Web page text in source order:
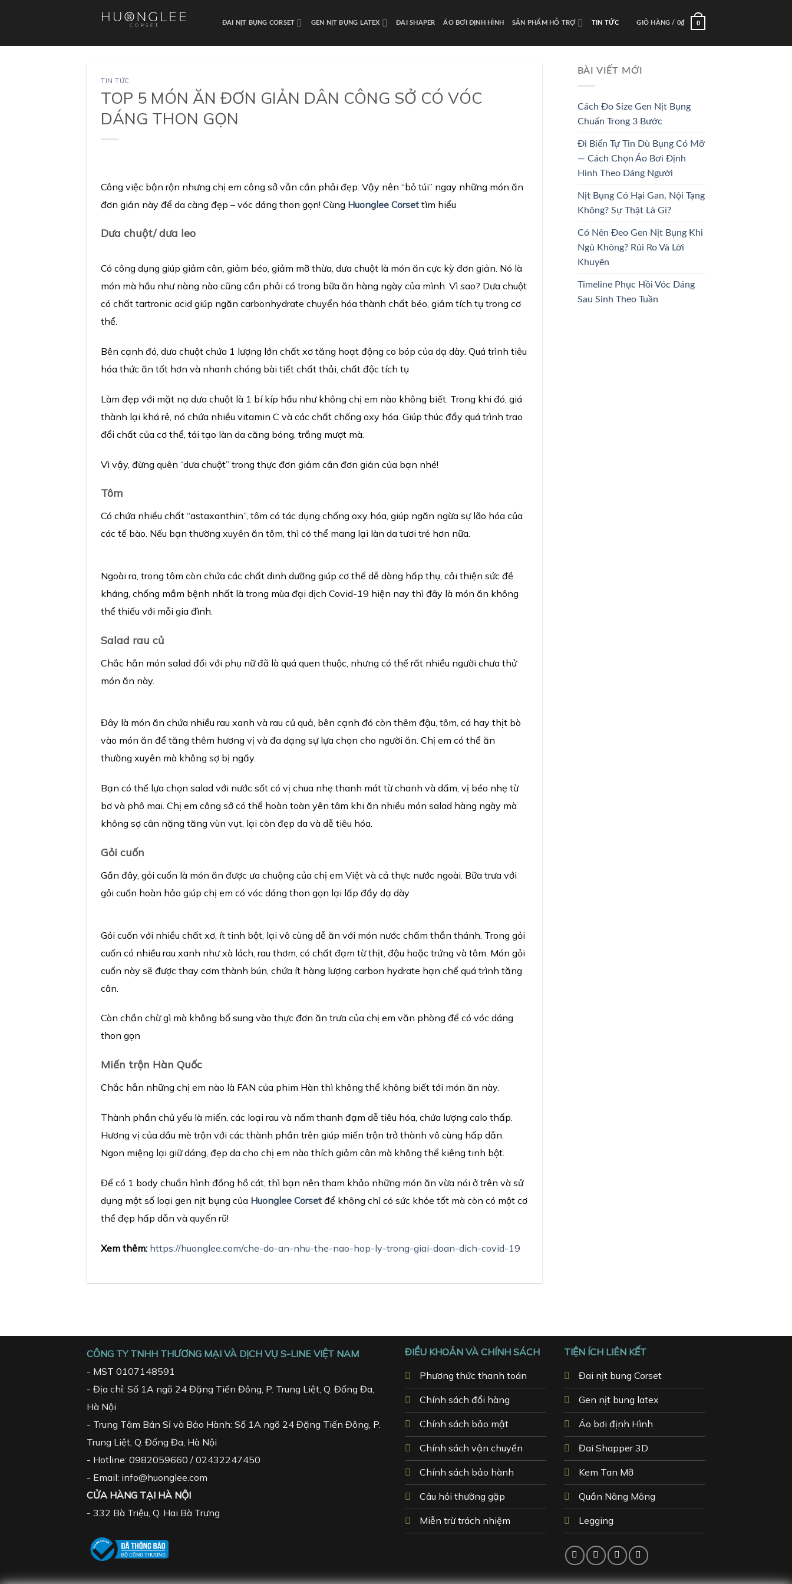
ĐAI NỊT BỤNG CORSET GEN NỊT BỤNG LATEX ĐAI SHAPER ÁO BƠI ĐỊNH HÌNH SẢN PHẨM HỖ TRỢ TIN TỨC GIỎ HÀNG / 0₫ 0
TIN TỨC
TOP 5 MÓN ĂN ĐƠN GIẢN DÂN CÔNG SỞ CÓ VÓC
DÁNG THON GỌN
Công việc bận rộn nhưng chị em công sở vẫn cần phải đẹp. Vậy nên “bỏ túi” ngay những món ăn
đơn giản này để da càng đẹp – vóc dáng thon gọn! Cùng Huonglee Corset tìm hiểu
Dưa chuột/ dưa leo
Có công dụng giúp giảm cân, giảm béo, giảm mỡ thừa, dưa chuột là món ăn cực kỳ đơn giản. Nó là
món mà hầu như nàng nào cũng cần phải có trong bữa ăn hàng ngày của mình. Vì sao? Dưa chuột
có chất tartronic acid giúp ngăn carbonhydrate chuyển hóa thành chất béo, giảm tích tụ trong cơ
thể.
Bên cạnh đó, dưa chuột chứa 1 lượng lớn chất xơ tăng hoạt động co bóp của dạ dày. Quá trình tiêu
hóa thức ăn tốt hơn và nhanh chóng bài tiết chất thải, chất độc tích tụ
Làm đẹp với mặt nạ dưa chuột là 1 bí kíp hầu như không chị em nào không biết. Trong khi đó, giá
thành lại khá rẻ, nó chứa nhiều vitamin C và các chất chống oxy hóa. Giúp thúc đẩy quá trình trao
đổi chất của cơ thể, tái tạo làn da căng bóng, trắng mượt mà.
Vì vậy, đừng quên “dưa chuột” trong thực đơn giảm cân đơn giản của bạn nhé!
Tôm
Có chứa nhiều chất “astaxanthin”, tôm có tác dụng chống oxy hóa, giúp ngăn ngừa sự lão hóa của
các tế bào. Nếu bạn thường xuyên ăn tôm, thì có thể mang lại làn da tươi trẻ hơn nữa.
Ngoài ra, trong tôm còn chứa các chất dinh dưỡng giúp cơ thể dễ dàng hấp thụ, cải thiện sức đề
kháng, chống mầm bệnh nhất là trong mùa đại dịch Covid-19 hiện nay thì đây là món ăn không
thể thiếu với mỗi gia đình.
Salad rau củ
Chắc hẳn món salad đối với phụ nữ đã là quá quen thuộc, nhưng có thể rất nhiều người chưa thử
món ăn này.
Đây là món ăn chứa nhiều rau xanh và rau củ quả, bên cạnh đó còn thêm đậu, tôm, cá hay thịt bò
vào món ăn để tăng thêm hương vị và đa dạng sự lựa chọn cho người ăn. Chị em có thể ăn
thường xuyên mà không sợ bị ngấy.
Bạn có thể lựa chọn salad với nước sốt có vị chua nhẹ thanh mát từ chanh và dấm, vị béo nhẹ từ
bơ và phô mai. Chị em công sở có thể hoàn toàn yên tâm khi ăn nhiều món salad hàng ngày mà
không sợ cân nặng tăng vùn vụt, lại còn đẹp da và dễ tiêu hóa.
Gỏi cuốn
Gần đây, gỏi cuốn là món ăn được ưa chuộng của chị em Việt và cả thực nước ngoài. Bữa trưa với
gỏi cuốn hoàn hảo giúp chị em có vóc dáng thon gọn lại lấp đầy dạ dày
Gỏi cuốn với nhiều chất xơ, ít tinh bột, lại vô cùng dễ ăn với món nước chấm thần thánh. Trong gỏi
cuốn có nhiều rau xanh như xà lách, rau thơm, có chất đạm từ thịt, đậu hoặc trứng và tôm. Món gỏi
cuốn này sẽ được thay cơm thành bún, chứa ít hàng lượng carbon hydrate hạn chế quá trình tăng
cân.
Còn chần chừ gì mà không bổ sung vào thực đơn ăn trưa của chị em văn phòng để có vóc dáng
thon gọn
Miến trộn Hàn Quốc
Chắc hẳn những chị em nào là FAN của phim Hàn thì không thể không biết tới món ăn này.
Thành phần chủ yếu là miến, các loại rau và nấm thanh đạm dễ tiêu hóa, chứa lượng calo thấp.
Hương vị của dầu mè trộn với các thành phần trên giúp miến trộn trở thành vô cùng hấp dẫn.
Ngon miệng lại giữ dáng, đẹp da cho chị em nào thích giảm cân mà không thể kiêng tinh bột.
Để có 1 body chuẩn hình đồng hồ cát, thì bạn nên tham khảo những món ăn vừa nói ở trên và sử
dụng một số loại gen nịt bụng của Huonglee Corset để không chỉ có sức khỏe tốt mà còn có một cơ
thể đẹp hấp dẫn và quyến rũ!
Xem thêm: https://huonglee.com/che-do-an-nhu-the-nao-hop-ly-trong-giai-doan-dich-covid-19
BÀI VIẾT MỚI
Cách Đo Size Gen Nịt Bụng
Chuẩn Trong 3 Bước
Đi Biển Tự Tin Dù Bụng Có Mỡ
— Cách Chọn Áo Bơi Định
Hình Theo Dáng Người
Nịt Bụng Có Hại Gan, Nội Tạng
Không? Sự Thật Là Gì?
Có Nên Đeo Gen Nịt Bụng Khi
Ngủ Không? Rủi Ro Và Lời
Khuyên
Timeline Phục Hồi Vóc Dáng
Sau Sinh Theo Tuần
CÔNG TY TNHH THƯƠNG MẠI VÀ DỊCH VỤ S-LINE VIỆT NAM
- MST 0107148591
- Địa chỉ: Số 1A ngõ 24 Đặng Tiến Đông, P. Trung Liệt, Q. Đống Đa,
Hà Nội
- Trung Tâm Bán Sỉ và Bảo Hành: Số 1A ngõ 24 Đặng Tiến Đông, P.
Trung Liệt, Q. Đống Đa, Hà Nội
- Hotline: 0982059660 / 02432247450
- Email: info@huonglee.com
CỬA HÀNG TẠI HÀ NỘI
- 332 Bà Triệu, Q. Hai Bà Trưng
ĐIỀU KHOẢN VÀ CHÍNH SÁCH
Phương thức thanh toán
Chính sách đổi hàng
Chính sách bảo mật
Chính sách vận chuyển
Chính sách bảo hành
Câu hỏi thường gặp
Miễn trừ trách nhiệm
TIỆN ÍCH LIÊN KẾT
Đai nịt bung Corset
Gen nịt bung latex
Áo bơi định Hình
Đai Shapper 3D
Kem Tan Mỡ
Quần Nâng Mông
Legging